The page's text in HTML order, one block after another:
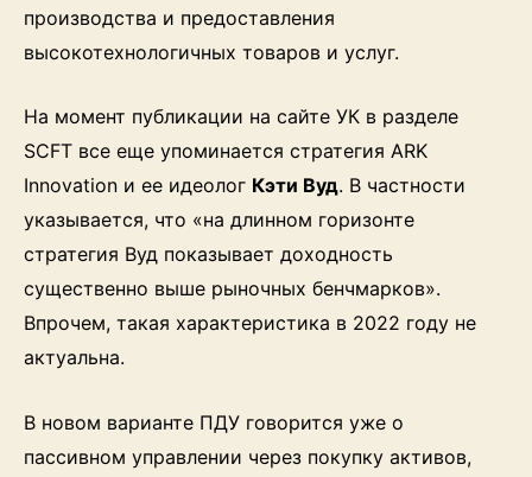
производства и предоставления
высокотехнологичных товаров и услуг.
На момент публикации на сайте УК в разделе
SCFT все еще упоминается стратегия ARK
Innovation и ее идеолог Кэти Вуд. В частности
указывается, что «на длинном горизонте
стратегия Вуд показывает доходность
существенно выше рыночных бенчмарков».
Впрочем, такая характеристика в 2022 году не
актуальна.
В новом варианте ПДУ говорится уже о
пассивном управлении через покупку активов,